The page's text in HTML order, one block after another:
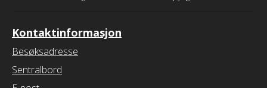
Kontaktinformasjon
Besøksadresse
Sentralbord